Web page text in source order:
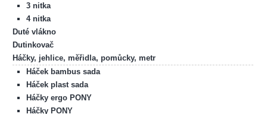
3 nitka
4 nitka
Duté vlákno
Dutinkovač
Háčky, jehlice, měřidla, pomůcky, metr
Háček bambus sada
Háček plast sada
Háčky ergo PONY
Háčky PONY